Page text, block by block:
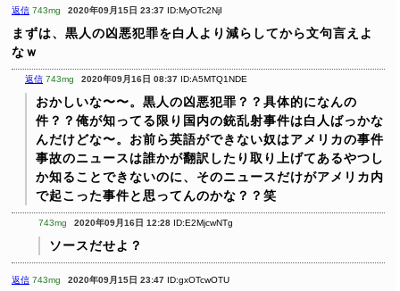
返信 743mg 2020年09月15日 23:37 ID:MyOTc2NjI
まずは、黒人の凶悪犯罪を白人より減らしてから文句言えよ
なｗ
返信 743mg 2020年09月16日 08:37 ID:A5MTQ1NDE
おかしいな〜〜。黒人の凶悪犯罪？？具体的になんの
件？？俺が知ってる限り国内の銃乱射事件は白人ばっかな
んだけどな〜。お前ら英語ができない奴はアメリカの事件
事故のニュースは誰かが翻訳したり取り上げてあるやつし
か知ることできないのに、そのニュースだけがアメリカ内
で起こった事件と思ってんのかな？？笑
743mg 2020年09月16日 12:28 ID:E2MjcwNTg
ソースだせよ？
返信 743mg 2020年09月15日 23:47 ID:gxOTcwOTU